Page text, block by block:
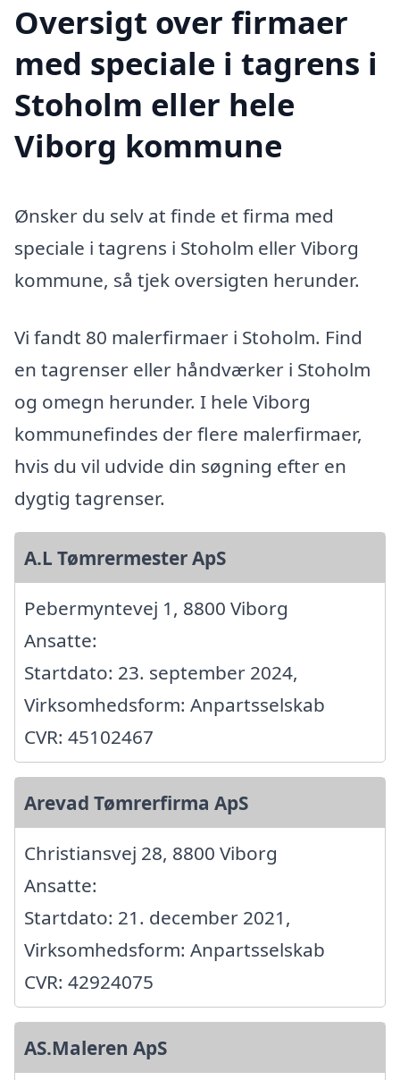
Oversigt over firmaer
med speciale i tagrens i
Stoholm eller hele
Viborg kommune
Ønsker du selv at finde et firma med
speciale i tagrens i Stoholm eller Viborg
kommune, så tjek oversigten herunder.
Vi fandt 80 malerfirmaer i Stoholm. Find
en tagrenser eller håndværker i Stoholm
og omegn herunder. I hele Viborg
kommunefindes der flere malerfirmaer,
hvis du vil udvide din søgning efter en
dygtig tagrenser.
A.L Tømrermester ApS
Pebermyntevej 1, 8800 Viborg
Ansatte:
Startdato: 23. september 2024,
Virksomhedsform: Anpartsselskab
CVR: 45102467
Arevad Tømrerfirma ApS
Christiansvej 28, 8800 Viborg
Ansatte:
Startdato: 21. december 2021,
Virksomhedsform: Anpartsselskab
CVR: 42924075
AS.Maleren ApS